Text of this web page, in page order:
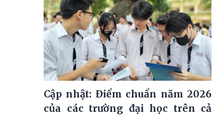
Cập nhật: Điểm chuẩn năm 2026
của các trường đại học trên cả